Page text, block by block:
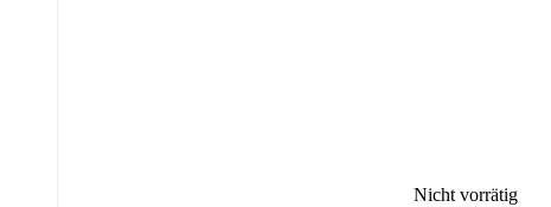
Nicht vorrätig